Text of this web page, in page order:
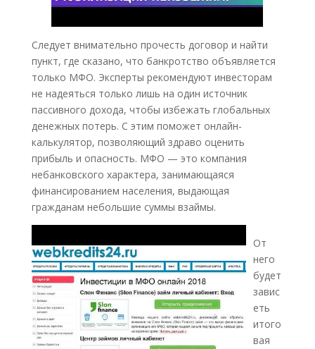
Следует внимательно прочесть договор и найти
пункт, где сказано, что банкротство объявляется
только МФО. Эксперты рекомендуют инвесторам
не надеяться только лишь на один источник
пассивного дохода, чтобы избежать глобальных
денежных потерь. С этим поможет онлайн-
калькулятор, позволяющий здраво оценить
прибыль и опасность. МФО — это компания
небанковского характера, занимающаяся
финансированием населения, выдающая
гражданам небольшие суммы взаймы.
От
него
будет
завис
еть
итого
вая